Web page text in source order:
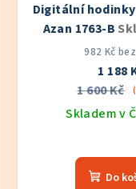
Digitální
Azan 1763-B
982 Kč
1 188
1 600 Kč
Skladem v
Do